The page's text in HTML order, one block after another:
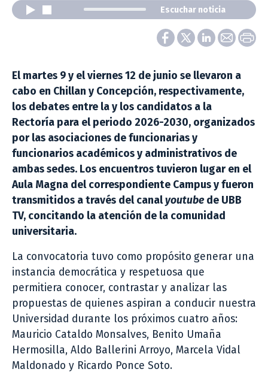
Escuchar noticia
El martes 9 y el viernes 12 de junio se llevaron a
cabo en Chillan y Concepción, respectivamente,
los debates entre la y los candidatos a la
Rectoría para el periodo 2026-2030, organizados
por las asociaciones de funcionarias y
funcionarios académicos y administrativos de
ambas sedes. Los encuentros tuvieron lugar en el
Aula Magna del correspondiente Campus y fueron
transmitidos a través del canalyoutubede UBB
TV, concitando la atención de la comunidad
universitaria.
La convocatoria tuvo como propósito generar una
instancia democrática y respetuosa que
permitiera conocer, contrastar y analizar las
propuestas de quienes aspiran a conducir nuestra
Universidad durante los próximos cuatro años:
Mauricio Cataldo Monsalves, Benito Umaña
Hermosilla, Aldo Ballerini Arroyo, Marcela Vidal
Maldonado y Ricardo Ponce Soto.